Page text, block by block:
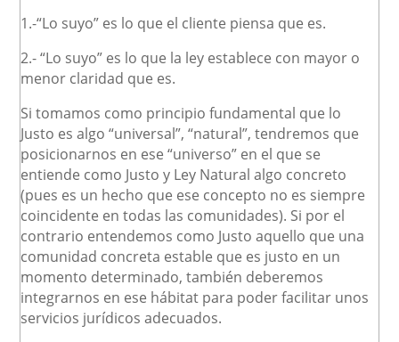
1.-“Lo suyo” es lo que el cliente piensa que es.
2.- “Lo suyo” es lo que la ley establece con mayor o
menor claridad que es.
Si tomamos como principio fundamental que lo
Justo es algo “universal”, “natural”, tendremos que
posicionarnos en ese “universo” en el que se
entiende como Justo y Ley Natural algo concreto
(pues es un hecho que ese concepto no es siempre
coincidente en todas las comunidades). Si por el
contrario entendemos como Justo aquello que una
comunidad concreta estable que es justo en un
momento determinado, también deberemos
integrarnos en ese hábitat para poder facilitar unos
servicios jurídicos adecuados.